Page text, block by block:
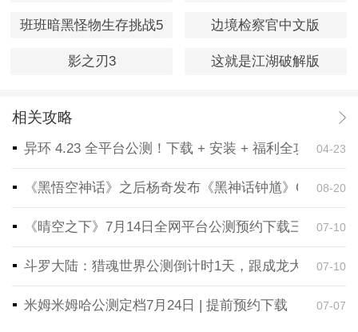
班班暗黑怪物生存挑战5 边境检察官中文版
影之刃3 这就是江湖破解版
相关攻略
异环 4.23 全平台公测！下载 + 安装 + 福利全攻略，一
04-23
《黑悟空神话》之后杨奇发布《黑神话钟馗》CG！预
08-20
《晴空之下》7月14日全网平台公测预约下载三端同步
07-10
斗罗大陆：猎魂世界公测倒计时1天，跟成龙大哥一起
07-10
米姆米姆哈公测定档7月24日 | 提前预约下载 07-07